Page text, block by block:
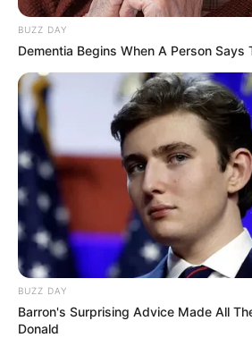
BUZZ DAY
Dementia Begins When A Person Says
BUZZ DAY
Barron's Surprising Advice Made All
Donald